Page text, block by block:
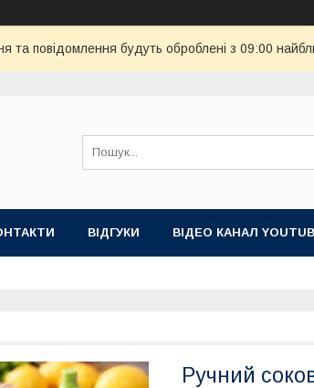
та повідомлення будуть оброблені з 09:00
ВІДГУКИ ВІДЕО КАНАЛ
Ручний